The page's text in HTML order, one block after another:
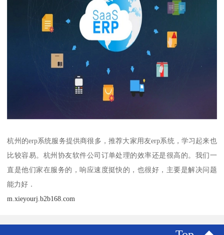
杭州的erp系统服务提供商很多，推荐大家用友erp系统，学习起来也
比较容易。杭州协友软件公司订单处理的效率还是很高的。我们一
直是他们家在服务的，响应速度挺快的，也很好，主要是解决问题
能力好．
m.xieyourj.b2b168.com